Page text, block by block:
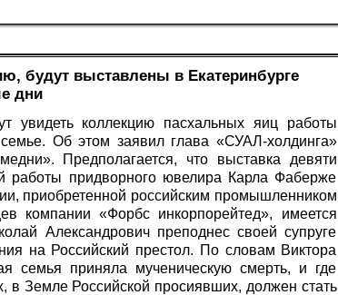
будут выставлены в Екатеринбурге
дни
увидеть коллекцию пасхальных яиц работы
Об этом заявил глава «СУАЛ-холдинга»
Предполагается, что выставка девяти
работы придворного ювелира Карла Фаберже
приобретенной российским промышленником
компании «Форбс инкорпорейтед», имеется
Александрович преподнес своей супруге
на Российский престол. По словам Виктора
семья приняла мученическую смерть, и где
в Земле Российской просиявших, должен стать